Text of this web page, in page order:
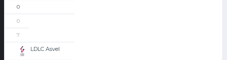
0
0
7
LDLC Asvel